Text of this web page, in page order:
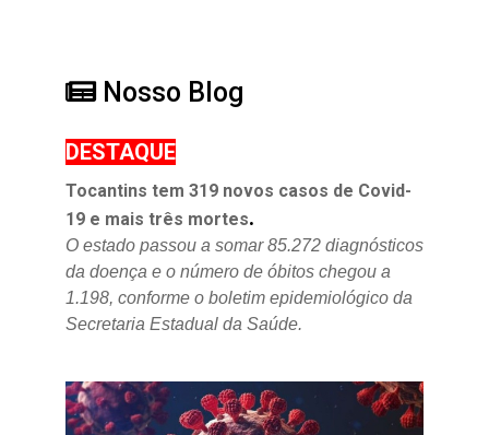
Nosso Blog
DESTAQUE
Tocantins tem 319 novos casos de Covid-
19 e mais três mortes.
O estado passou a somar 85.272 diagnósticos
da doença e o número de óbitos chegou a
1.198, conforme o boletim epidemiológico da
Secretaria Estadual da Saúde.